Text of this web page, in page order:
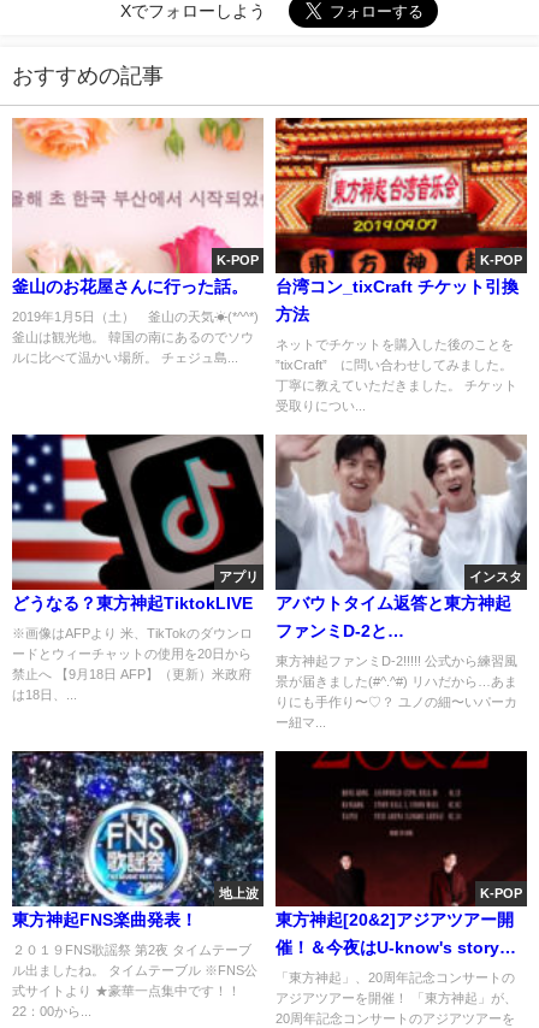
Xでフォローしよう
おすすめの記事
K-POP
釜山のお花屋さんに行った話。
2019年1月5日（土） 釜山の天気☀(*^^*)
釜山は観光地。 韓国の南にあるのでソウ
ルに比べて温かい場所。 チェジュ島...
K-POP
台湾コン_tixCraft チケット引換
方法
ネットでチケットを購入した後のことを
”tixCraft” に問い合わせしてみました。
丁寧に教えていただきました。 チケット
受取りについ...
アプリ
どうなる？東方神起TiktokLIVE
※画像はAFPより 米、TikTokのダウンロ
ードとウィーチャットの使用を20日から
禁止へ 【9月18日 AFP】（更新）米政府
は18日、...
インスタ
アバウトタイム返答と東方神起
ファンミD-2と…
東方神起ファンミD-2!!!!! 公式から練習風
景が届きました(#^.^#) リハだから…あま
りにも手作り〜♡？ ユノの細〜いパーカ
ー紐マ...
地上波
東方神起FNS楽曲発表！
２０１９FNS歌謡祭 第2夜 タイムテーブ
ル出ましたね。 タイムテーブル ※FNS公
式サイトより ★豪華一点集中です！！
22：00から...
K-POP
東方神起[20&2]アジアツアー開
催！＆今夜はU-know's story
bookファイナル
「東方神起」、20周年記念コンサートの
アジアツアーを開催！ 「東方神起」が、
20周年記念コンサートのアジアツアーを